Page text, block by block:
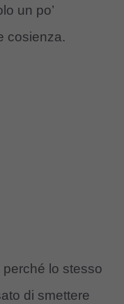
un po’
cosienza.
lo stesso
di smettere